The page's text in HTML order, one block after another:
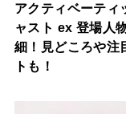
アクティベーティ
ャスト ex 登場人
細！見どころや注
トも！